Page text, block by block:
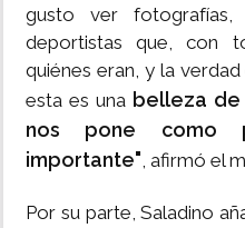
gusto ver fotografías,
deportistas que, con
quiénes eran, y la
esta es una belleza
nos pone como
importante", afirmó el
Por su parte, Saladino